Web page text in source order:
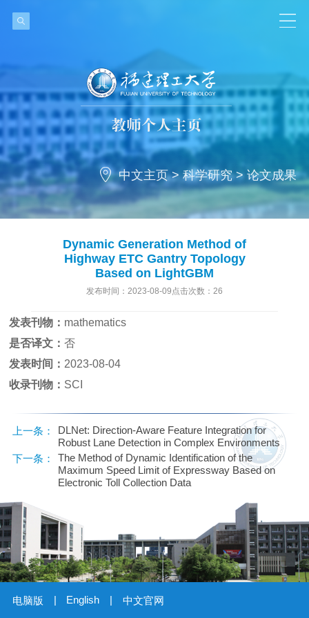
中文主页>科学研究>论文成果
Dynamic Generation Method of
Highway ETC Gantry Topology
Based on LightGBM
发布时间：2023-08-09点击次数： 26
发表刊物： mathematics
是否译文：否
发表时间： 2023-08-04
收录刊物： SCI
上一条：
DLNet: Direction-Aware Feature Integration for
Robust Lane Detection in Complex Environments
下一条：
The Method of Dynamic Identification of the
Maximum Speed Limit of Expressway Based on
Electronic Toll Collection Data
电脑版 English 中文官网